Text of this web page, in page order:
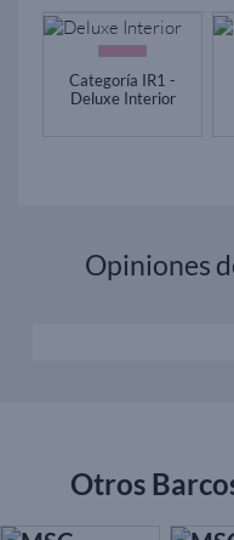
Categoría IR1 -
Deluxe Interior
Opiniones
Otros